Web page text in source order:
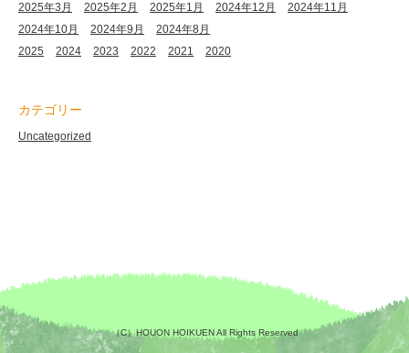
2025年3月 2025年2月 2025年1月 2024年12月
2024年11月
2024年10月
2024年9月
2024年8月
2025
2024 2023 2022 2021 2020
カテゴリー
Uncategorized
（C）HOUON HOIKUEN All Rights Reserved